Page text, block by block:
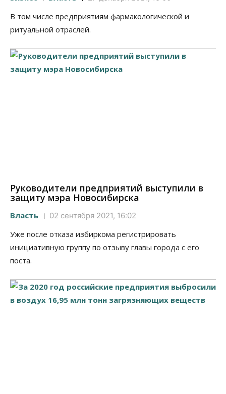
В том числе предприятиям фармакологической и
ритуальной отраслей.
Руководители предприятий выступили в
защиту мэра Новосибирска
Власть 02 сентября 2021, 16:02
Уже после отказа избиркома регистрировать
инициативную группу по отзыву главы города с его
поста.